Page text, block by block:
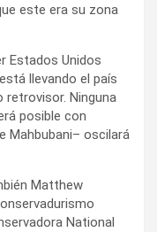
este era su zona
Estados Unidos
llevando el país
retrovisor. Ninguna
posible con
Mahbubani– oscilará
Matthew
National